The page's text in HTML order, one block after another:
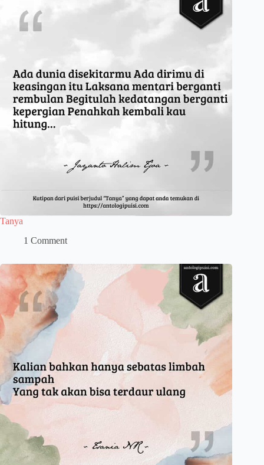
Tanya
1 Comment